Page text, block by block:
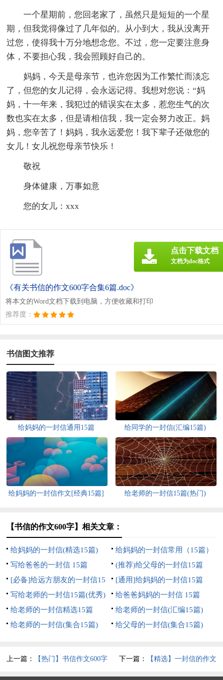
一个星期前，您回老家了，虽然只是短短的一个星
期，但我觉得像过了几年似的。从小到大，我从没离开
过您，使得我十万分地想念您。不过，您一定要注意身
体，不要担心我，我会照顾好自己的。
妈妈，今天是母亲节，也许您因为工作繁忙而淡忘
了，但您的女儿记得，会永远记得。我想对您说：“妈
妈，十一年来，我犯过的错误实在太多，惹您生气的次
数也实在太多，但是请相信我，我一定会努力改正。妈
妈，您辛苦了！妈妈，我永远爱您！我下辈子还做您的
女儿！女儿祝您母亲节快乐！
敬祝
身体健康，万事如意
您的女儿：xxx
《有关书信的作文600字合集6篇.doc》
将本文的Word文档下载到电脑，方便收藏和打印
推荐度：
点击下载文档
文档为doc格式
书信图文推荐
给妈妈的一封信通用15篇 给同学的一封信(汇编15篇)
给妈妈的一封信作文[经典15篇] 给老师的一封信15篇(热门)
【书信的作文600字】相关文章：
给妈妈的一封信(精选15篇)
给妈妈的一封信常用（15篇）
写给爸爸的一封信 15篇
(推荐)给父母的一封信15篇
[必备]给远方朋友的一封信15
篇
[通用]给妈妈的一封信15篇
写给老师的一封信15篇(优秀)
给爸爸妈妈的一封信 15篇
给老师的一封信精选15篇
给老师的一封信(汇编15篇)
给老师的一封信(集合15篇)
给父母的一封信(集合15篇)
上一篇： 【热门】书信作文600字 下一篇： 【精选】一封信的作文